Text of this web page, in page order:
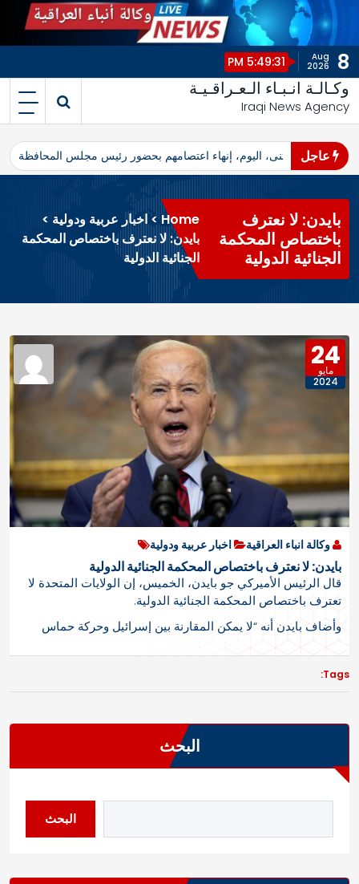
i
t
8
Aug
2026
5:49:31 PM
وكـالـة انـبـاء الـعـراقـيـة
Iraqi News Agency
عاجل
محافظ المثنى، اليوم، إنهاء اعتصامهم بحضور رئيس مجلس المحافظة
بايدن: لا نعترف
باختصاص المحكمة
الجنائية الدولية
Home
>اخبار عربية ودولية >
بايدن: لا نعترف باختصاص المحكمة
الجنائية الدولية
24
مايو
2024
وكالة انباء العراقية اخبار عربية ودولية
بايدن: لا نعترف باختصاص المحكمة الجنائية الدولية
قال الرئيس الأميركي جو بايدن، الخميس، إن الولايات المتحدة لا
تعترف باختصاص المحكمة الجنائية الدولية.
وأضاف بايدن أنه “لا يمكن المقارنة بين إسرائيل وحركة حماس
Tags:
البحث
البحث